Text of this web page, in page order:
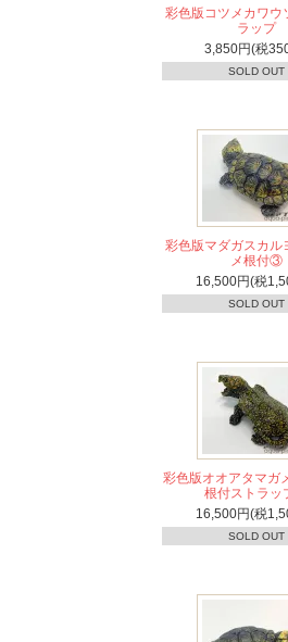
彩色版コツメカワウ
ラップ
3,850円(税
SOLD OUT
彩色版マダガスカル
メ根付③
16,500円(税
SOLD OUT
彩色版オオアタマガ
根付ストラ
16,500円(税
SOLD OUT